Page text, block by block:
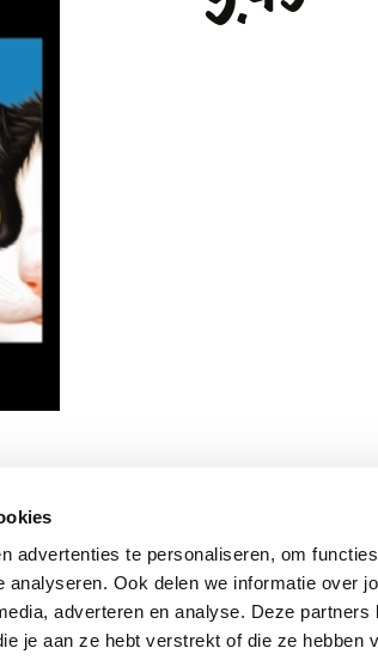
advertenties te personaliseren, om
analyseren. Ook delen we informatie over
adverteren en analyse. Deze partners
je aan ze hebt verstrekt of die ze hebben